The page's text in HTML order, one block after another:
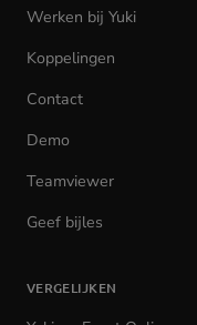
Werken bij Yuki
Koppelingen
Contact
Demo
Teamviewer
Geef bijles
VERGELIJKEN